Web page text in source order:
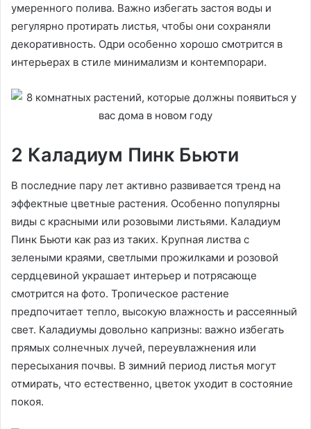
умеренного полива. Важно избегать застоя воды и
регулярно протирать листья, чтобы они сохраняли
декоративность. Одри особенно хорошо смотрится в
интерьерах в стиле минимализм и контемпорари.
2 Каладиум Пинк Бьюти
В последние пару лет активно развивается тренд на
эффектные цветные растения. Особенно популярны
виды с красными или розовыми листьями. Каладиум
Пинк Бьюти как раз из таких. Крупная листва с
зелеными краями, светлыми прожилками и розовой
сердцевиной украшает интерьер и потрясающе
смотрится на фото. Тропическое растение
предпочитает тепло, высокую влажность и рассеянный
свет. Каладиумы довольно капризны: важно избегать
прямых солнечных лучей, переувлажнения или
пересыхания почвы. В зимний период листья могут
отмирать, что естественно, цветок уходит в состояние
покоя.